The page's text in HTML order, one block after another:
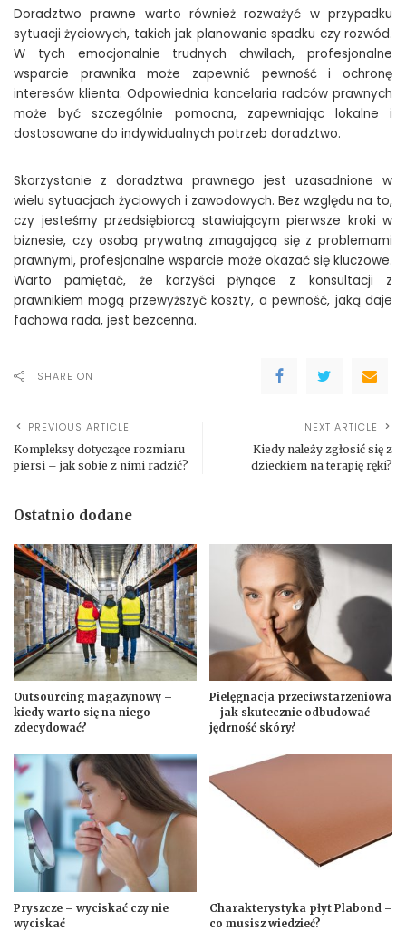
Doradztwo prawne warto również rozważyć w przypadku
sytuacji życiowych, takich jak planowanie spadku czy rozwód.
W tych emocjonalnie trudnych chwilach, profesjonalne
wsparcie prawnika może zapewnić pewność i ochronę
interesów klienta. Odpowiednia kancelaria radców prawnych
może być szczególnie pomocna, zapewniając lokalne i
dostosowane do indywidualnych potrzeb doradztwo.
Skorzystanie z doradztwa prawnego jest uzasadnione w
wielu sytuacjach życiowych i zawodowych. Bez względu na to,
czy jesteśmy przedsiębiorcą stawiającym pierwsze kroki w
biznesie, czy osobą prywatną zmagającą się z problemami
prawnymi, profesjonalne wsparcie może okazać się kluczowe.
Warto pamiętać, że korzyści płynące z konsultacji z
prawnikiem mogą przewyższyć koszty, a pewność, jaką daje
fachowa rada, jest bezcenna.
SHARE ON
PREVIOUS ARTICLE
Kompleksy dotyczące rozmiaru
piersi – jak sobie z nimi radzić?
NEXT ARTICLE
Kiedy należy zgłosić się z
dzieckiem na terapię ręki?
Ostatnio dodane
Outsourcing magazynowy –
kiedy warto się na niego
zdecydować?
Pielęgnacja przeciwstarzeniowa
– jak skutecznie odbudować
jędrność skóry?
Pryszcze – wyciskać czy nie
wyciskać
Charakterystyka płyt Plabond –
co musisz wiedzieć?